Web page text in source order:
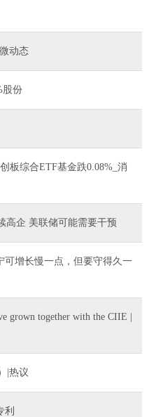
动态
股份
板综合ETF基金跌0.08%_消
高企 美联储可能需要干预
可增长慢一点，但要守得久一
grown together with the CIIE |
|热议
利